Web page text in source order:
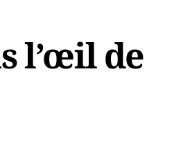
l’œil de